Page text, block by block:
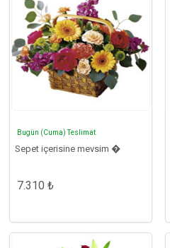
Bugün (Cuma) Teslimat
Sepet içerisine mevsim �
7.310 ₺